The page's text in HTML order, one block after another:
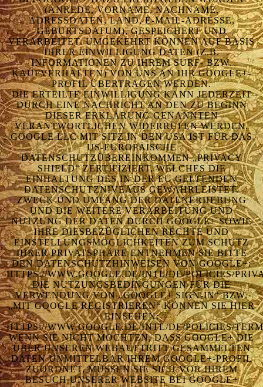
(ANREDE, VORNAME, NACHNAME,
ADRESSDATEN, LAND, E-MAIL-ADRESSE,
GEBURTSDATUM), GESPEICHERT UND
VERARBEITET. UMGEKEHRT KÖNNEN AUF BASIS
IHRER EINWILLIGUNG DATEN (Z.B.
INFORMATIONEN ZU IHREM SURF- BZW.
KAUFVERHALTEN) VON UNS AN IHR GOOGLE+-
PROFIL ÜBERTRAGEN WERDEN.
DIE ERTEILTE EINWILLIGUNG KANN JEDERZEIT
DURCH EINE NACHRICHT AN DEN ZU BEGINN
DIESER ERKLÄRUNG GENANNTEN
VERANTWORTLICHEN WIDERRUFEN WERDEN.
GOOGLE LLC MIT SITZ IN DEN USA IST FÜR DAS
US-EUROPÄISCHE
DATENSCHUTZÜBEREINKOMMEN „PRIVACY
SHIELD“ ZERTIFIZIERT, WELCHES DIE
EINHALTUNG DES IN DER EU GELTENDEN
DATENSCHUTZNIVEAUS GEWÄHRLEISTET.
ZWECK UND UMFANG DER DATENERHEBUNG
UND DIE WEITERE VERARBEITUNG UND
NUTZUNG DER DATEN DURCH GOOGLE+ SOWIE
IHRE DIESBEZÜGLICHEN RECHTE UND
EINSTELLUNGSMÖGLICHKEITEN ZUM SCHUTZ
IHRER PRIVATSPHÄRE ENTNEHMEN SIE BITTE
DEN DATENSCHUTZHINWEISEN VON GOOGLE+:
HTTPS://WWW.GOOGLE.DE/INTL/DE/POLICIES/
DIE NUTZUNGSBEDINGUNGEN FÜR DIE
VERWENDUNG VON „GOOGLE+ SIGN-IN“ BZW.
„MIT GOOGLE REGISTRIEREN“ KÖNNEN SIE HIER
EINSEHEN:
HTTPS://WWW.GOOGLE.DE/INTL/DE/POLICIES/
WENN SIE NICHT MÖCHTEN, DASS GOOGLE+ DIE
ÜBER UNSEREN WEBAUFTRITT GESAMMELTEN
DATEN UNMITTELBAR IHREM GOOGLE+-PROFIL
ZUORDNET, MÜSSEN SIE SICH VOR IHREM
BESUCH UNSERER WEBSITE BEI GOOGLE+